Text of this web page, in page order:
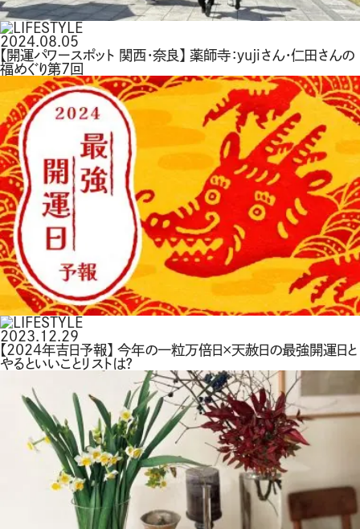
2024.08.05
【開運パワースポット 関西・奈良】 薬師寺：yujiさん・仁田さんの
福めぐり第７回
2023.12.29
【2024年吉日予報】 今年の一粒万倍日×天赦日の最強開運日と
やるといいことリストは？